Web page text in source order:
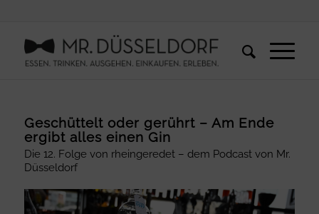
Geschüttelt oder gerührt – Am Ende
ergibt alles einen Gin
Die 12. Folge von rheingeredet – dem Podcast von Mr.
Düsseldorf